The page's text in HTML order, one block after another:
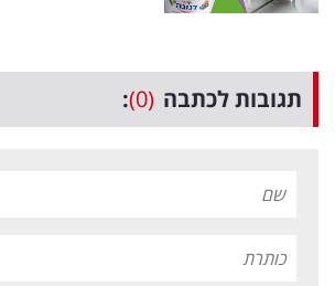
תגובות לכתבה (0)
: